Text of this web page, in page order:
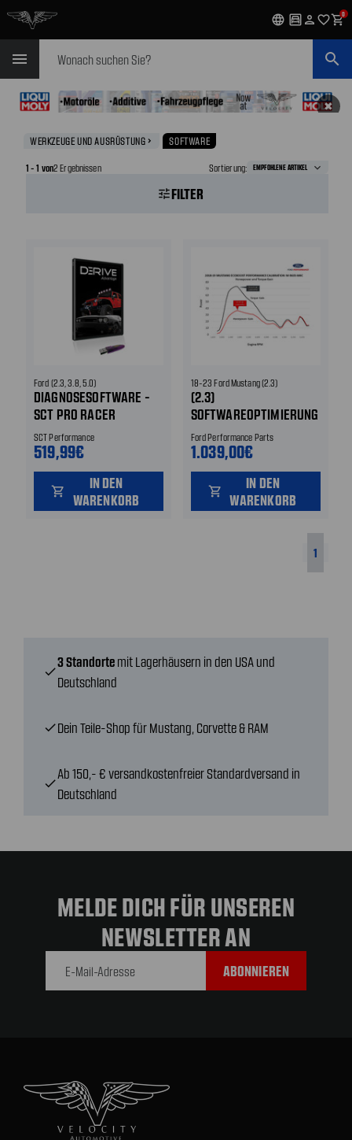
language garage person favorite_outlineshopping_cart0
menu search
✖
WERKZEUGE UND AUSRÜSTUNG navigate_next SOFTWARE
1 - 1 von2 Ergebnissen Sortierung:
tuneFILTER
Ford (2.3, 3.8, 5.0)
DIAGNOSESOFTWARE -
SCT PRO RACER
PACKAGE - ADVANTAGE
III
SCT Performance
519,99€
shopping_cart
IN DEN
WARENKORB
18-23 Ford Mustang (2.3)
(2.3)
SOFTWAREOPTIMIERUNG
- US-MODELL
Ford Performance Parts
1.039,00€
shopping_cart
IN DEN
WARENKORB
1
check
3 Standorte mit Lagerhäusern in den USA und
Deutschland
checkDein Teile-Shop für Mustang, Corvette & RAM
check
Ab 150,- € versandkostenfreier Standardversand in
Deutschland
MELDE DICH FÜR UNSEREN
NEWSLETTER AN